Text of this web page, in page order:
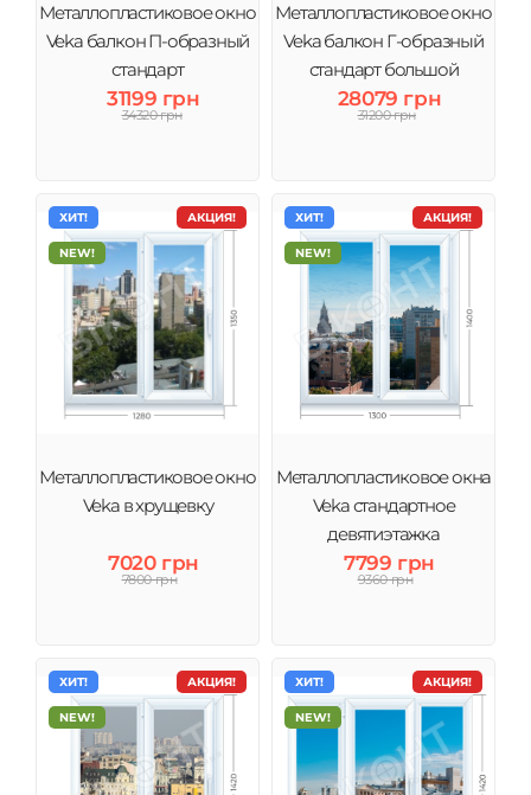
Металлопластиковое окно
Veka балкон П-образный
стандарт
31199 грн
34320 грн
Металлопластиковое окно
Veka балкон Г-образный
стандарт большой
28079 грн
31200 грн
АКЦИЯ!
ХИТ!
NEW!
Металлопластиковое окно
Veka в хрущевку
7020 грн
7800 грн
АКЦИЯ!
ХИТ!
NEW!
Металлопластиковое окна
Veka стандартное
девятиэтажка
7799 грн
9360 грн
АКЦИЯ!
ХИТ!
NEW!
АКЦИЯ!
ХИТ!
NEW!